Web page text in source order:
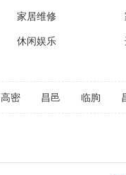
家居维修
休闲娱乐
高密 昌邑 临朐